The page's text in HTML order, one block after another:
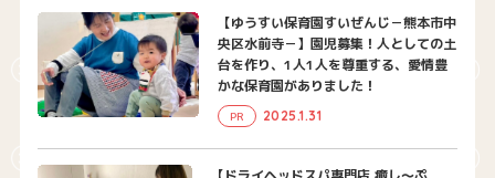
【ゆうすい保育園すいぜんじ－熊本市中
央区水前寺－】園児募集！人としての土
台を作り、1人1人を尊重する、愛情豊
かな保育園がありました！
PR 2025.1.31